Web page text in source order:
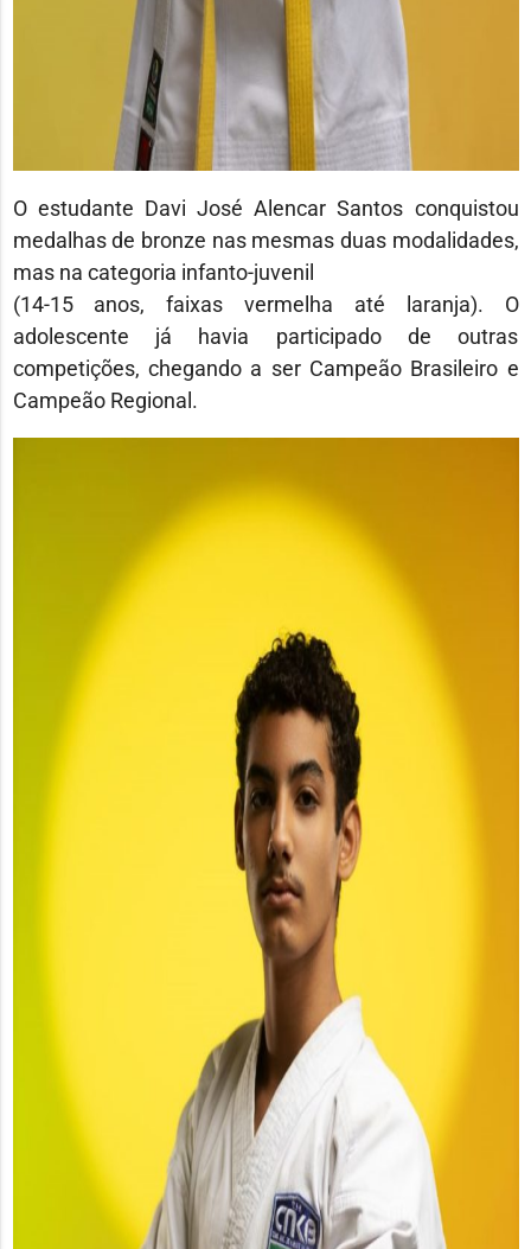
O estudante Davi José Alencar Santos conquistou
medalhas de bronze nas mesmas duas modalidades,
mas na categoria infanto-juvenil
(14-15 anos, faixas vermelha até laranja). O
adolescente já havia participado de outras
competições, chegando a ser Campeão Brasileiro e
Campeão Regional.